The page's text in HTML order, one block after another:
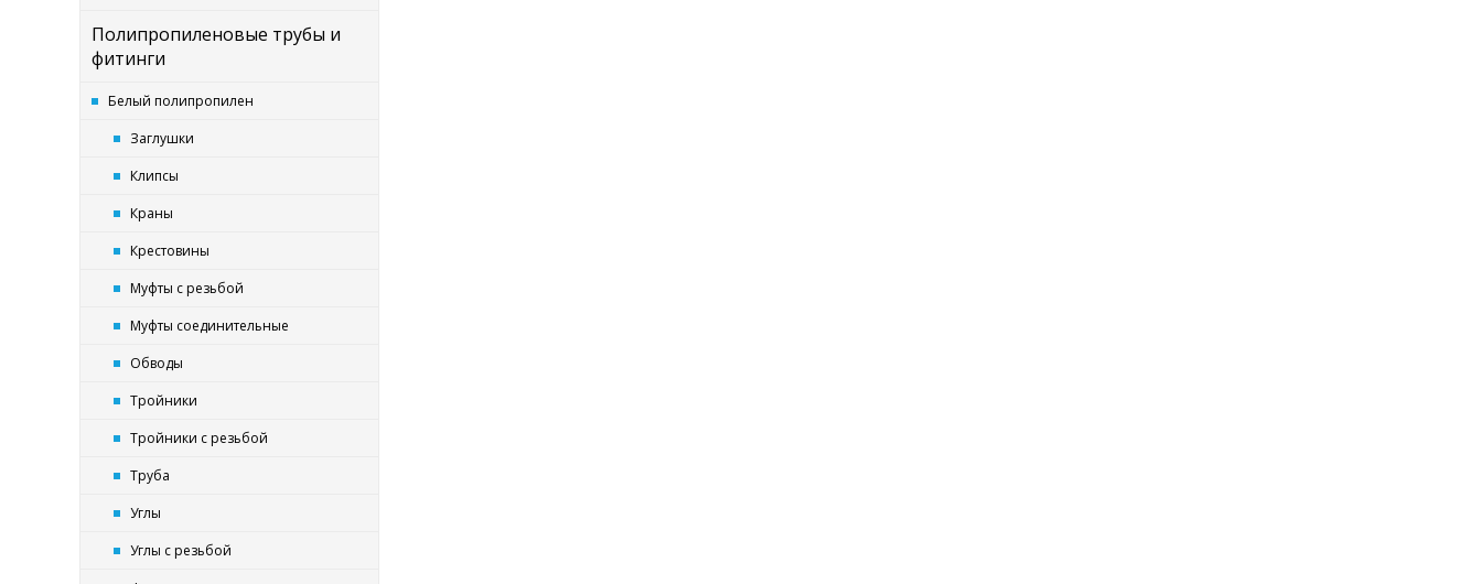
Полипропиленовые трубы и
фитинги
Белый полипропилен
Заглушки
Клипсы
Краны
Крестовины
Муфты с резьбой
Муфты соединительные
Обводы
Тройники
Тройники с резьбой
Труба
Углы
Углы с резьбой